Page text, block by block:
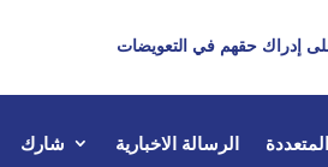
إدراك حقهم في التعويضات
الرسالة الاخبارية شارك